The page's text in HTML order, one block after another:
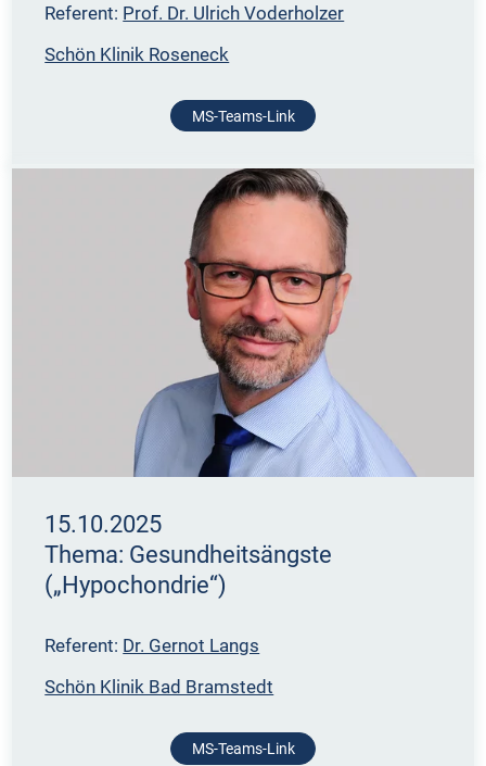
Referent: Prof. Dr. Ulrich Voderholzer
Schön Klinik Roseneck
MS-Teams-Link
15.10.2025
Thema: Gesundheitsängste
(„Hypochondrie“)
Referent: Dr. Gernot Langs
Schön Klinik Bad Bramstedt
MS-Teams-Link